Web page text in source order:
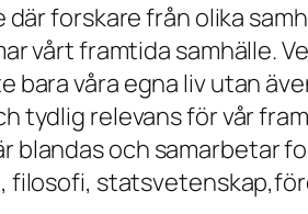
forskare från olika
vårt framtida samhälle.
våra egna liv utan
tydlig relevans för vår
och samarbetar
filosofi,